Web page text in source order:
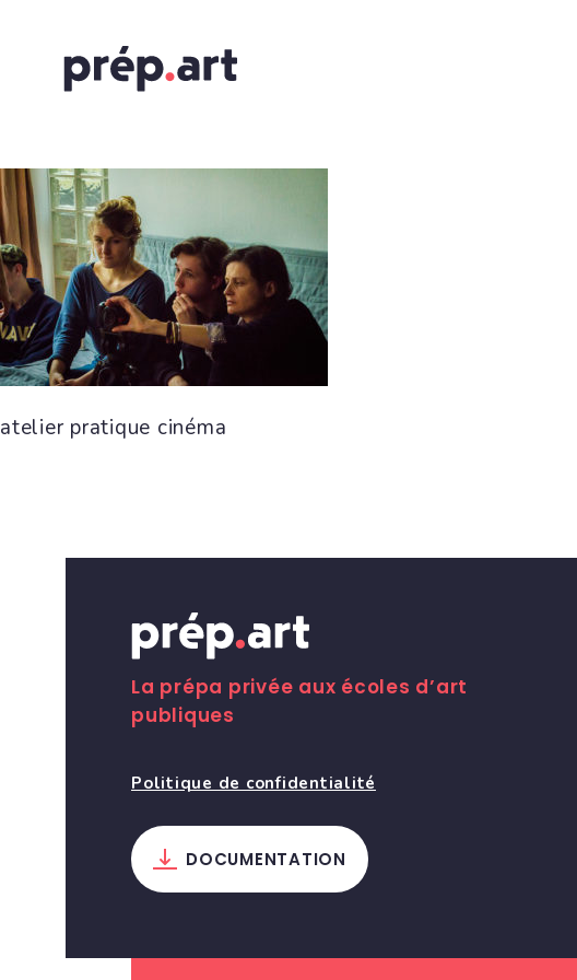
atelier pratique cinéma
La prépa privée aux écoles d’art
publiques
Politique de confidentialité
DOCUMENTATION